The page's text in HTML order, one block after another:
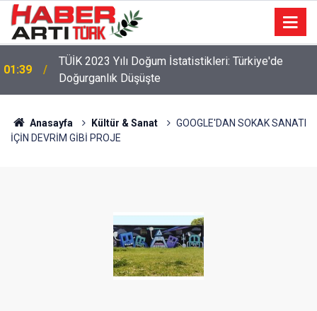
01:39
TÜİK 2023 Yılı Doğum İstatistikleri: Türkiye'de
Doğurganlık Düşüşte
22:47 16 Maddelik Maden Kanunu Teklif Kabul Edildi
Anasayfa Kültür & Sanat
GOOGLE'DAN SOKAK SANATI
İÇİN DEVRİM GİBİ PROJE